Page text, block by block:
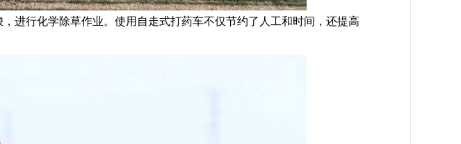
行化学除草作业。使用自走式打药车不仅节约了人工和时间，还提高